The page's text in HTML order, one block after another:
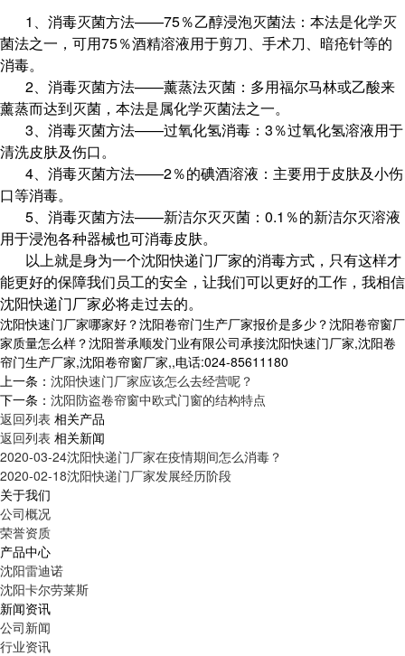
1、消毒灭菌方法——75％乙醇浸泡灭菌法：本法是化学灭
菌法之一，可用75％酒精溶液用于剪刀、手术刀、暗疮针等的
消毒。
2、消毒灭菌方法——薰蒸法灭菌：多用福尔马林或乙酸来
薰蒸而达到灭菌，本法是属化学灭菌法之一。
3、消毒灭菌方法——过氧化氢消毒：3％过氧化氢溶液用于
清洗皮肤及伤口。
4、消毒灭菌方法——2％的碘酒溶液：主要用于皮肤及小伤
口等消毒。
5、消毒灭菌方法——新洁尔灭灭菌：0.1％的新洁尔灭溶液
用于浸泡各种器械也可消毒皮肤。
以上就是身为一个沈阳快递门厂家的消毒方式 ，只有这样才
能更好的保障我们员工的安全，让我们可以更好的工作，我相信
沈阳快递门厂家必将走过去的。
沈阳快速门厂家哪家好？沈阳卷帘门生产厂家报价是多少？沈阳卷帘窗厂
家质量怎么样？沈阳誉承顺发门业有限公司承接沈阳快速门厂家,沈阳卷
帘门生产厂家,沈阳卷帘窗厂家,,电话:024-85611180
上一条： 沈阳快速门厂家应该怎么去经营呢？
下一条： 沈阳防盗卷帘窗中欧式门窗的结构特点
返回列表 相关产品
返回列表 相关新闻
2020-03-24沈阳快递门厂家在疫情期间怎么消毒？
2020-02-18沈阳快递门厂家发展经历阶段
关于我们
公司概况
荣誉资质
产品中心
沈阳雷迪诺
沈阳卡尔劳莱斯
新闻资讯
公司新闻
行业资讯